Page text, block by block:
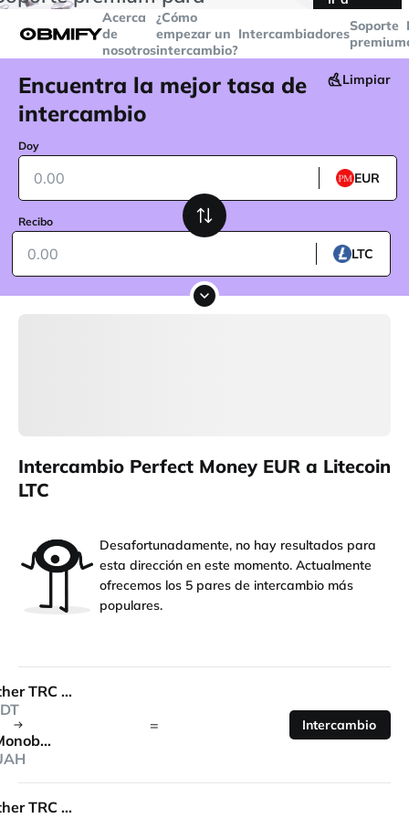
superiores a
Acerca
de
nosotros
¿Cómo
empezar un
intercambio?
IntercambiadoresSoporte
premium
Encuentra la mejor tasa de
intercambio
Limpiar
Doy
EUR
Recibo
LTC
Intercambio Perfect Money EUR a Litecoin
LTC
Desafortunadamente, no hay resultados para
esta dirección en este momento. Actualmente
ofrecemos los 5 pares de intercambio más
populares.
Tether TRC 20
Monobank
= Intercambio
Tether TRC 20